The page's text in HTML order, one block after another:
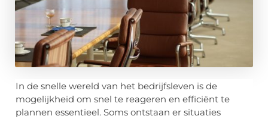
In de snelle wereld van het bedrijfsleven is de
mogelijkheid om snel te reageren en efficiënt te
plannen essentieel. Soms ontstaan er situaties